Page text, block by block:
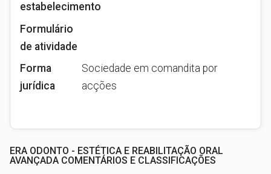
estabelecimento
Formulário
de atividade
Forma
jurídica
Sociedade em comandita por
acções
ERA ODONTO - ESTÉTICA E REABILITAÇÃO ORAL
AVANÇADA COMENTÁRIOS E CLASSIFICAÇÕES